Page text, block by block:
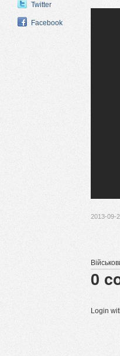
Twitter
Facebook
2013-09-
0
Login